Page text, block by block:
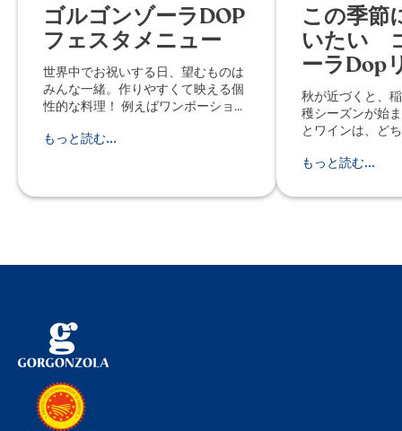
ゴルゴンゾーラDOP
フェスタメニュー
世界中でお祝いする日、望むものは
みんな一緒。作りやすくて映える個
性的な料理！ 例えばワンポーション
おくことができるので、ゲストを待
もっと読む...
この季節
いたい
ーラDop
秋が近づくと、
穫シーズンが始
とワインは、ど
す。 おいしいゴルゴンゾーラDopの
りも重要です。 クリーミーでありな
Dopを加えてな
もっと読む...